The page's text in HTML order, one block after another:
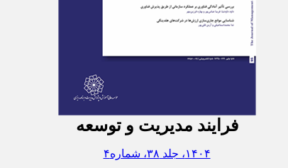
فرایند مدیریت و توسعه
۱۴۰۴، جلد ۳۸، شماره۴